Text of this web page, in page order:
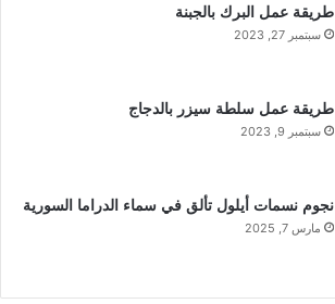
طريقة عمل البرك بالجبنة
سبتمبر 27, 2023
طريقة عمل سلطة سيزر بالدجاج
سبتمبر 9, 2023
نجوم نسمات أيلول تألق في سماء الدراما السورية
مارس 7, 2025